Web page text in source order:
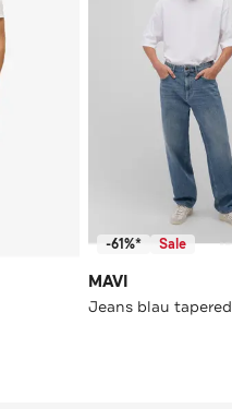
-61%* Sale
MAVI
Jeans blau tapered